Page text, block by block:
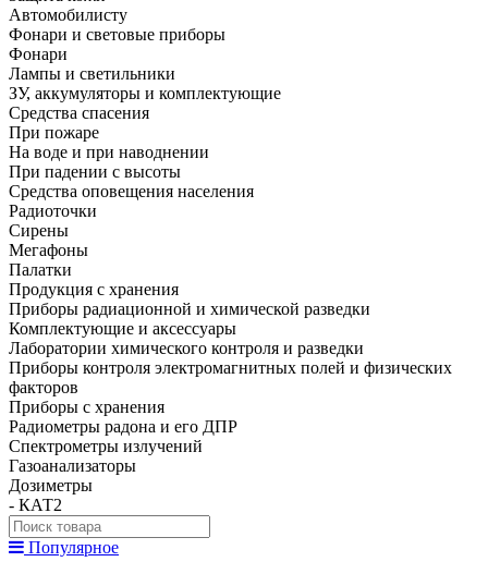
Автомобилисту
Фонари и световые приборы
Фонари
Лампы и светильники
ЗУ, аккумуляторы и комплектующие
Средства спасения
При пожаре
На воде и при наводнении
При падении с высоты
Средства оповещения населения
Радиоточки
Сирены
Мегафоны
Палатки
Продукция с хранения
Приборы радиационной и химической разведки
Комплектующие и аксессуары
Лаборатории химического контроля и разведки
Приборы контроля электромагнитных полей и физических
факторов
Приборы с хранения
Радиометры радона и его ДПР
Спектрометры излучений
Газоанализаторы
Дозиметры
- КАТ2
Популярное